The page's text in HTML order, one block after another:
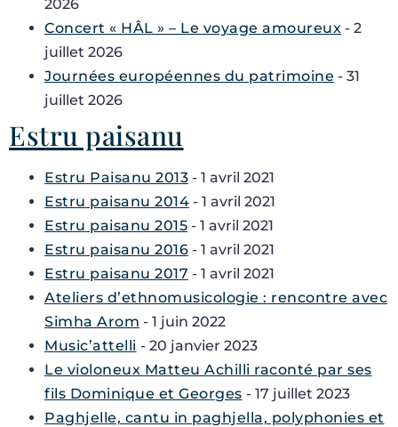
2026
Concert « HÂL » – Le voyage amoureux - 2
juillet 2026
Journées européennes du patrimoine - 31
juillet 2026
Estru paisanu
Estru Paisanu 2013 - 1 avril 2021
Estru paisanu 2014 - 1 avril 2021
Estru paisanu 2015 - 1 avril 2021
Estru paisanu 2016 - 1 avril 2021
Estru paisanu 2017 - 1 avril 2021
Ateliers d’ethnomusicologie : rencontre avec
Simha Arom - 1 juin 2022
Music’attelli - 20 janvier 2023
Le violoneux Matteu Achilli raconté par ses
fils Dominique et Georges - 17 juillet 2023
Paghjelle, cantu in paghjella, polyphonies et